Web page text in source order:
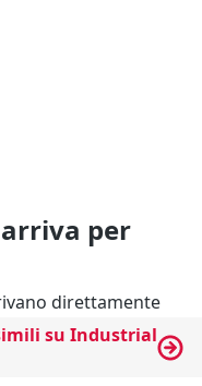
su Industrial
per
direttamente